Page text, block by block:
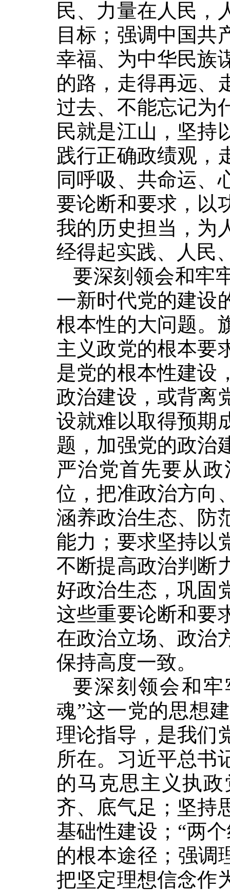
民、力量在人民，
目标；强调中国共
幸福、为中华民族
的路，走得再远、
过去、不能忘记为
民就是江山，坚持
践行正确政绩观，
同呼吸、共命运、
要论断和要求，以
我的历史担当，为
经得起实践、人民
要深刻领会和牢
一新时代党的建设
根本性的大问题。
主义政党的根本要
是党的根本性建设
政治建设，或背离
设就难以取得预期
题，加强党的政治
严治党首先要从
位，把准政治方向
涵养政治生态、防
能力；要求坚持以
不断提高政治判断
好政治生态，巩固
这些重要论断和要
在政治立场、政治
保持高度一致。
要深刻领会和
魂”这一党的思想
理论指导，是我们
所在。习近平总书
的马克思主义执
齐、底气足；坚持
基础性建设；“两
的根本途径；强调
把坚定理想信念作